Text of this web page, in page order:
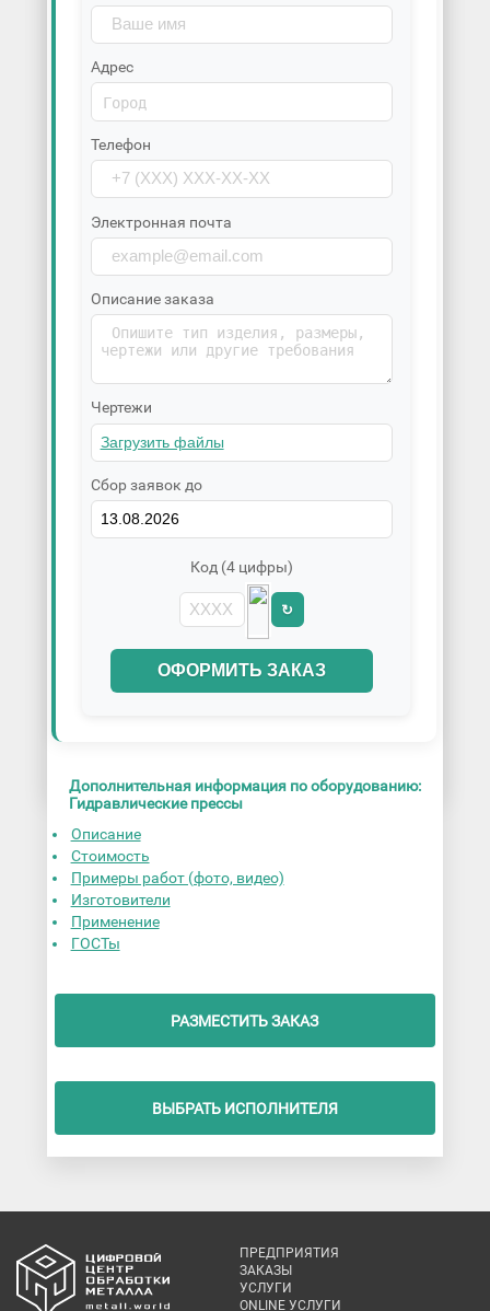
Адрес
Телефон
Электронная почта
Описание заказа
Чертежи
Сбор заявок до
Код (4 цифры)
↻
ОФОРМИТЬ ЗАКАЗ
Дополнительная информация по оборудованию:
Гидравлические прессы
Описание
Стоимость
Примеры работ (фото, видео)
Изготовители
Применение
ГОСТы
РАЗМЕСТИТЬ ЗАКАЗ
ВЫБРАТЬ ИСПОЛНИТЕЛЯ
ПРЕДПРИЯТИЯ
ЗАКАЗЫ
УСЛУГИ
ONLINE УСЛУГИ